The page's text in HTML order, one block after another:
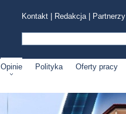
Kontakt Redakcja| Partnerzy
Opinie Polityka Oferty pracy